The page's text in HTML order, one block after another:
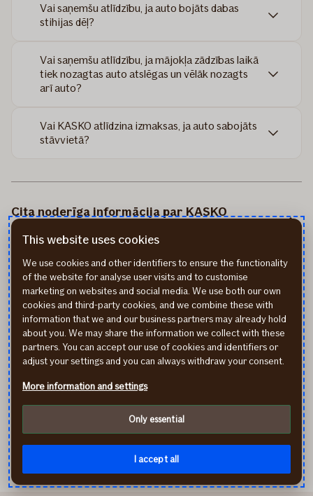
Vai saņemšu atlīdzību, ja auto bojāts dabas
stihijas dēļ?
Vai saņemšu atlīdzību, ja mājokļa zādzības laikā
tiek nozagtas auto atslēgas un vēlāk nozagts
arī auto?
Vai KASKO atlīdzina izmaksas, ja auto sabojāts
stāvvietā?
Cita noderīga informācija par KASKO
apdrošināšanu
Kas ir KASKO pašrisks?
KASKO un OCTA apdrošināšana – ar ko tās
atšķiras?
Vai varu apdrošināt elektroauto?
Aprēķināt KASKO cenu
This website uses cookies
We use cookies and other identifiers to ensure the functionality
of the website for analyse user visits and to customise
marketing on websites and social media. We use both our own
cookies and third-party cookies, and we combine these with
information that we and our business partners may already hold
about you. We may share the information we collect with these
partners. You can accept our use of cookies and identifiers or
adjust your settings and you can always withdraw your consent.
More information and settings
Only essential
I accept all